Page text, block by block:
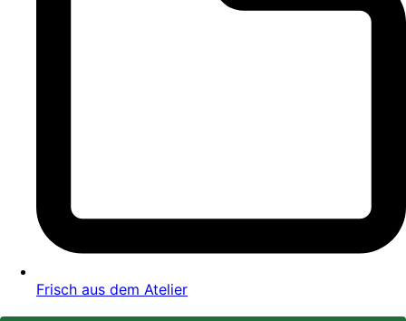
Frisch aus dem Atelier